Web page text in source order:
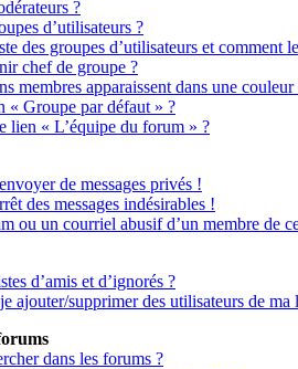
?
d’utilisateurs ?
des groupes d’utilisateurs et comment
chef de groupe ?
membres apparaissent dans une
« Groupe par défaut » ?
lien « L’équipe du forum » ?
de messages privés !
des messages indésirables !
ou un courriel abusif d’un membre de
d’amis et d’ignorés ?
ajouter/supprimer des utilisateurs de ma
dans les forums ?